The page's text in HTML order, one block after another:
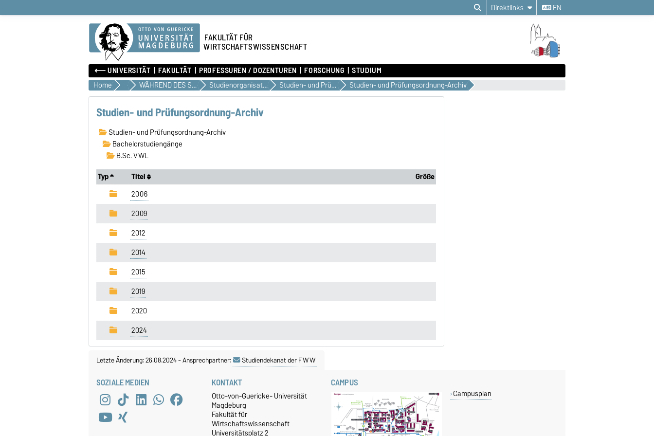
Direktlinks EN
FAKULTÄT FÜR
WIRTSCHAFTSWISSENSCHAFT
⟵ UNIVERSITÄT FAKULTÄT PROFESSUREN / DOZENTUREN FORSCHUNG STUDIUM
Home Studium WÄHREND DES STUDIUMS Studienorganisation & Dokumente Studien- und Prüfungsordnungen Studien- und Prüfungsordnung-Archiv
Studien- und Prüfungsordnung-Archiv
Studien- und Prüfungsordnung-Archiv
Bachelorstudiengänge
B.Sc. VWL
Typ
Titel
Größe
2006
2009
2012
2014
2015
2019
2020
2024
Letzte Änderung: 26.08.2024-Ansprechpartner: Studiendekanat der FWW
SOZIALE MEDIEN KONTAKT
Otto-von-Guericke- Universität
Magdeburg
Fakultät für
Wirtschaftswissenschaft
Universitätsplatz 2
CAMPUS
Campusplan